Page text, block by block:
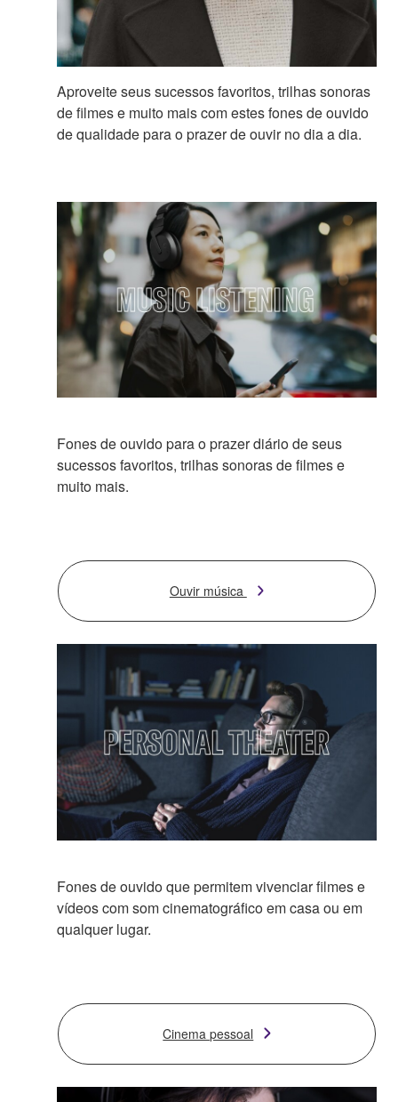
Aproveite seus sucessos favoritos, trilhas sonoras
de filmes e muito mais com estes fones de ouvido
de qualidade para o prazer de ouvir no dia a dia.
Fones de ouvido para o prazer diário de seus
sucessos favoritos, trilhas sonoras de filmes e
muito mais.
Ouvir música
Fones de ouvido que permitem vivenciar filmes e
vídeos com som cinematográfico em casa ou em
qualquer lugar.
Cinema pessoal